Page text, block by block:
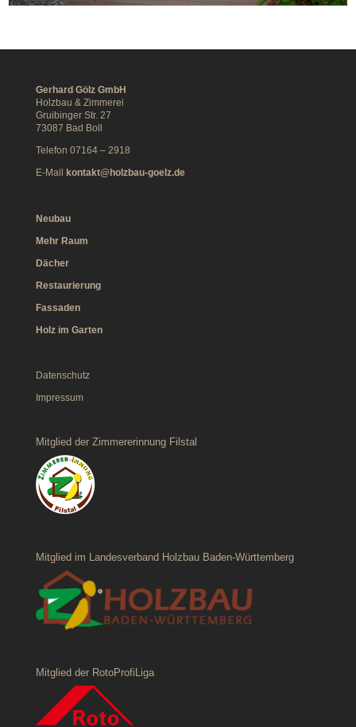
Gerhard Gölz GmbH
Holzbau & Zimmerei
Gruibinger Str. 27
73087 Bad Boll
Telefon 07164 – 2918
E-Mail
kontakt@holzbau-goelz.de
Neubau
Mehr Raum
Dächer
Restaurierung
Fassaden
Holz im Garten
Datenschutz
Impressum
Mitglied der Zimmererinnung Filstal
Mitglied im Landesverband Holzbau Baden-Württemberg
Mitglied der RotoProfiLiga